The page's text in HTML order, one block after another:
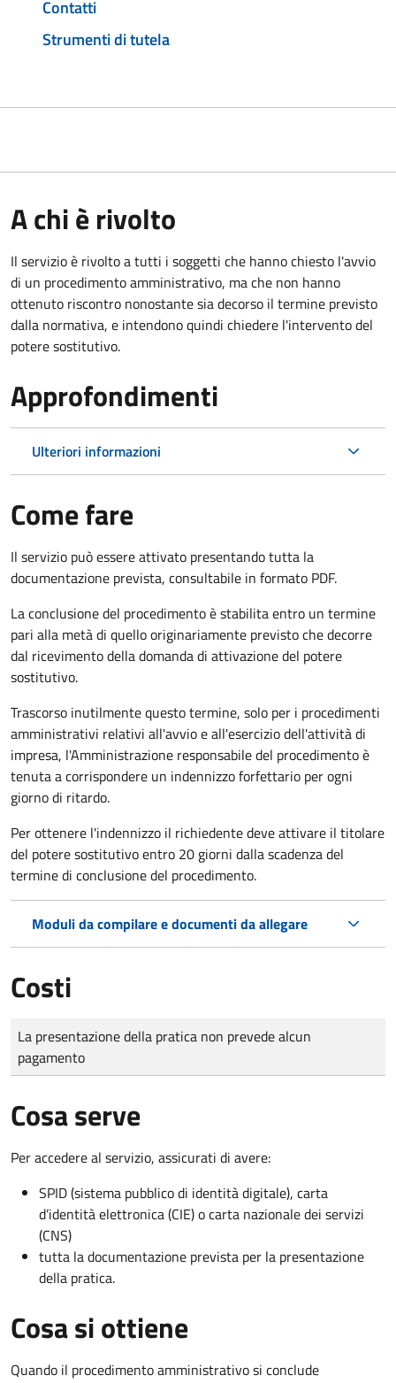
Contatti
Strumenti di tutela
A chi è rivolto
Il servizio è rivolto a tutti i soggetti che hanno chiesto l'avvio
di un procedimento amministrativo, ma che non hanno
ottenuto riscontro nonostante sia decorso il termine previsto
dalla normativa, e intendono quindi chiedere l'intervento del
potere sostitutivo.
Approfondimenti
Ulteriori informazioni
Come fare
Il servizio può essere attivato presentando tutta la
documentazione prevista, consultabile in formato PDF.
La conclusione del procedimento è stabilita entro un termine
pari alla metà di quello originariamente previsto che decorre
dal ricevimento della domanda di attivazione del potere
sostitutivo.
Trascorso inutilmente questo termine, solo per i procedimenti
amministrativi relativi all'avvio e all'esercizio dell'attività di
impresa, l'Amministrazione responsabile del procedimento è
tenuta a corrispondere un indennizzo forfettario per ogni
giorno di ritardo.
Per ottenere l'indennizzo il richiedente deve attivare il titolare
del potere sostitutivo entro 20 giorni dalla scadenza del
termine di conclusione del procedimento.
Moduli da compilare e documenti da allegare
Costi
Tipo di pagamento
Importo
La presentazione della pratica non prevede alcun
pagamento
Cosa serve
Per accedere al servizio, assicurati di avere:
SPID (sistema pubblico di identità digitale), carta
d’identità elettronica (CIE) o carta nazionale dei servizi
(CNS)
tutta la documentazione prevista per la presentazione
della pratica.
Cosa si ottiene
Quando il procedimento amministrativo si conclude